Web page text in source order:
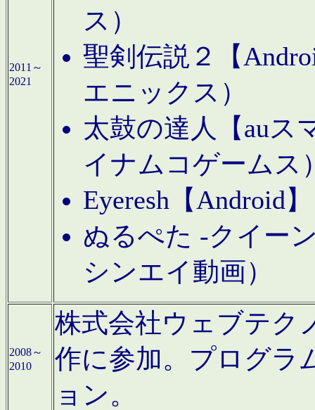
2011～
2021
ス）
聖剣伝説２【
エニックス）
太鼓の達人【auス
イナムコゲームス
Eyeresh【Android
ぬるぺた -クイー
シンエイ動画）
2008～
2010
株式会社ウェブテク
作に参加。プログラ
ョン。